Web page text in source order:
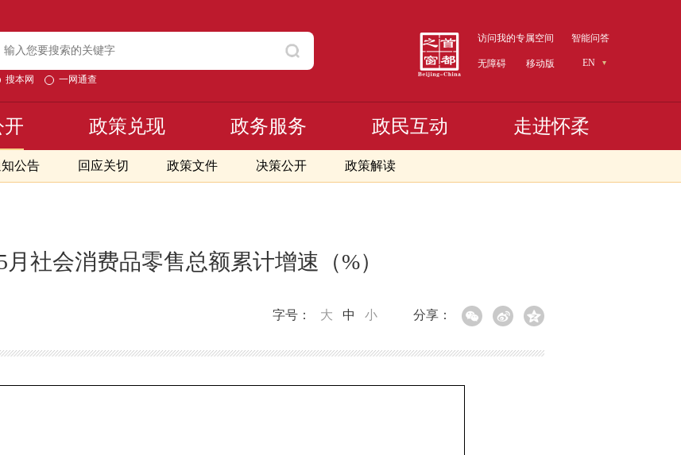
搜本网 一网通查
访问我的专属空间 智能问答
无障碍 移动版 EN
开
公告 回应关切 政策文件 决策公开 政策解读
政策兑现 政务服务 政民互动 走进怀柔
月社会消费品零售总额累计增速（%）
分享：
字号： 大 中 小